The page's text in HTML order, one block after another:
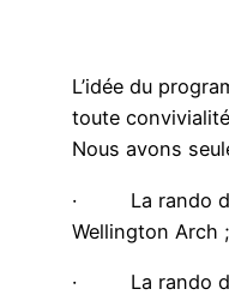
L’idée du
toute
Nous avons
· La rando du
Wellington Arch ;
· La rando du